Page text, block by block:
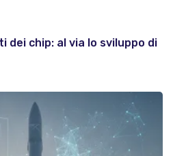
dei chip: al via lo sviluppo di